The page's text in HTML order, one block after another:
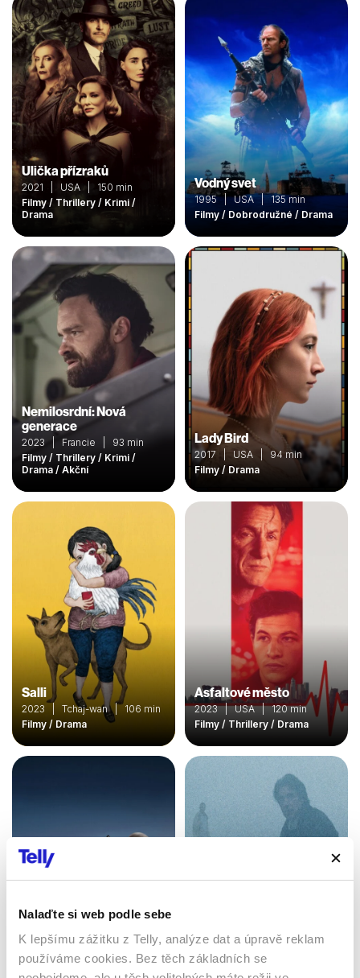
Nalaďte si web podle sebe
K lepšímu zážitku z Telly, analýze dat a úpravě reklam
používáme cookies. Bez těch základních se
Ulička přízraků
2021 | USA | 150 min
Filmy / Thrillery / Krimi /
Drama
Vodný svet
1995 | USA | 135 min
Filmy / Dobrodružné / Drama
Nemilosrdní: Nová
generace
2023 | Francie | 93 min
Filmy / Thrillery / Krimi /
Drama / Akční
Lady Bird
2017 | USA | 94 min
Filmy / Drama
Salli
2023 | Tchaj-wan | 106 min
Filmy / Drama
Asfaltové město
2023 | USA | 120 min
Filmy / Thrillery / Drama
Automata
2014 | USA, Bulharsko,
Kanada | 109 min
Filmy / Thrillery / Sci-fi /
Insomnie
2002 | USA | 114 min
Filmy / Thrillery / Krimi /